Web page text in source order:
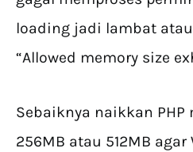
loading jadi lambat
“Allowed memory size
Sebaiknya naikkan
256MB atau 512MB agar